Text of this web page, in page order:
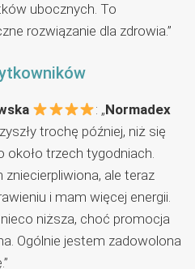
ubocznych. To
rozwiązanie dla zdrowia.”
: „Normadex
trochę później, niż się
około trzech tygodniach.
ale teraz
i mam więcej energii.
niższa, choć promocja
Ogólnie jestem zadowolona